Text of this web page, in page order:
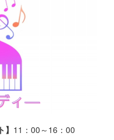
11：00～16：00